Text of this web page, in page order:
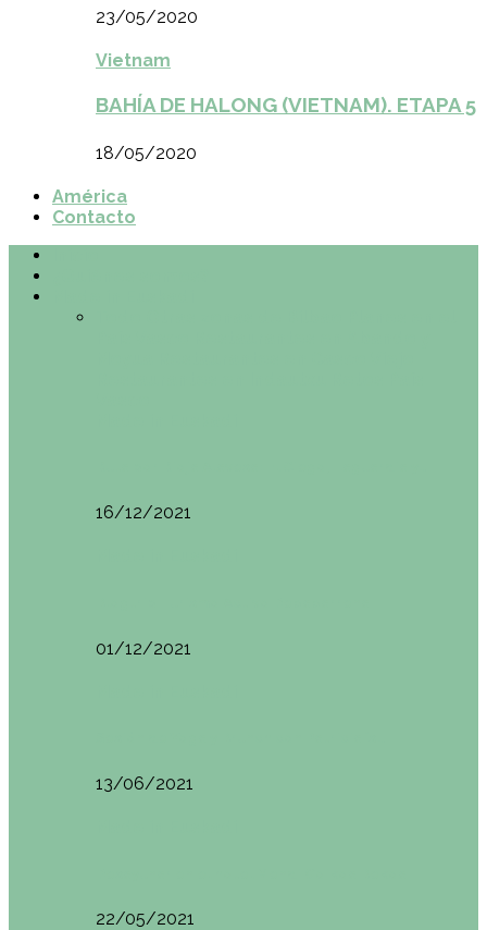
23/05/2020
Vietnam
BAHÍA DE HALONG (VIETNAM). ETAPA 5
18/05/2020
América
Contacto
16/12/2021
01/12/2021
13/06/2021
22/05/2021